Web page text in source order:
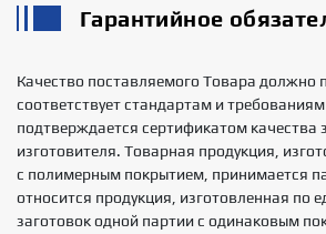
Гарантийное
Качество поставляемого Товара должно
соответствует стандартам и
подтверждается сертификатом качества
изготовителя. Товарная продукция,
с полимерным покрытием, принимается
относится продукция, изготовленная по
заготовок одной партии с одинаковым